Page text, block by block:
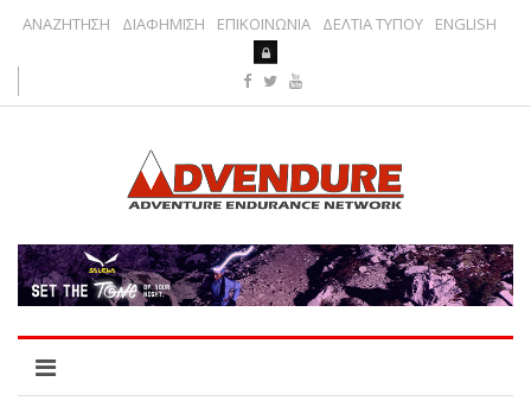
ΑΝΑΖΗΤΗΣΗ ΔΙΑΦΗΜΙΣΗ ΕΠΙΚΟΙΝΩΝΙΑ ΔΕΛΤΙΑ ΤΥΠΟΥ ENGLISH